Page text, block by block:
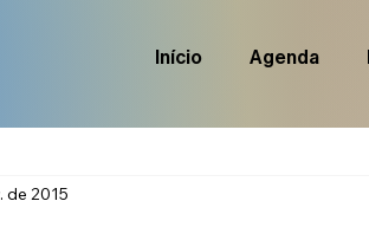
Início Agenda
de 2015